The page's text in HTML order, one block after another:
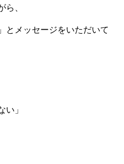
ら、
とメッセージをいただいて
い」